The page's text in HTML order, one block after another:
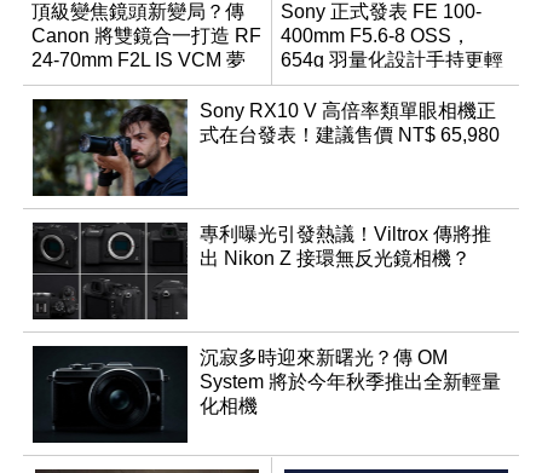
頂級變焦鏡頭新變局？傳
Canon 將雙鏡合一打造 RF
24-70mm F2L IS VCM 夢
幻規格
Sony 正式發表 FE 100-
400mm F5.6-8 OSS，
654g 羽量化設計手持更輕
鬆
Sony RX10 V 高倍率類單眼相機正
式在台發表！建議售價 NT$ 65,980
專利曝光引發熱議！Viltrox 傳將推
出 Nikon Z 接環無反光鏡相機？
沉寂多時迎來新曙光？傳 OM
System 將於今年秋季推出全新輕量
化相機